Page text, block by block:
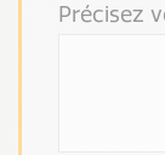
Précisez